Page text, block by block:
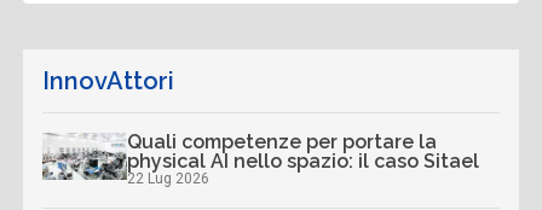
InnovAttori
Quali competenze per portare la
physical AI nello spazio: il caso Sitael
22 Lug 2026